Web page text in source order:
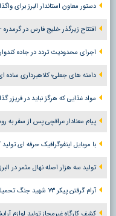
دستور معاون استاندار البرز برای واگذاری ۴۳۰۰ واحد مسکونی در
افتتاح زیرگذر خلیج فارس در گرمدره
اجرای محدودیت تردد در جاده کندوان و
دامنه های جعلی؛ کلاهبرداری
مواد غذایی که هرگز نباید در فریزر
پیام معنادار عراقچی پس از سفر به
با موبایل اینفوگرافیک حرفه ای
تولید سه هزار اصله نهال مثمر در البرز
آرام گرفتن پیکر ۷۳ شهید جنگ تحمیلی در جوار امامزادگان استان البرز
کشف کارگاه غیرمجاز تولید لوازم